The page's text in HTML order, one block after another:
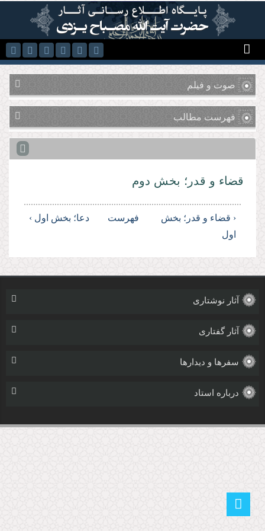
رفتن به محتوای اصلی
صوت و فیلم
فهرست مطالب
قضاء و قدر؛ بخش دوم
‹ قضاء و قدر؛ بخش
اول
فهرست دعا؛ بخش اول ›
آثار نوشتاری
آثار گفتاری
سفرها و دیدارها
درباره استاد